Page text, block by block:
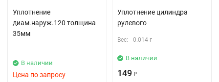
Уплотнение
диам.наруж.120 толщина
35мм
В наличии
Цена по запросу
Уплотнение цилиндра
рулевого
Вес: 0.014 г
В наличии
149 ₽